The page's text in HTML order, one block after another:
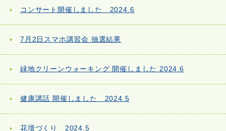
コンサート開催しました 2024.6
7月2日スマホ講習会 抽選結果
緑地クリーンウォーキング 開催しました 2024.6
健康講話 開催しました 2024.5
花壇づくり 2024.5